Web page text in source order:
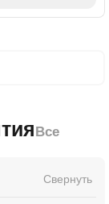
Все
Свернуть